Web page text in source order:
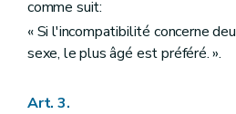
comme suit:
« Si l'incompatibilité concerne
sexe, le plus âgé est préféré. ».
Art. 3.